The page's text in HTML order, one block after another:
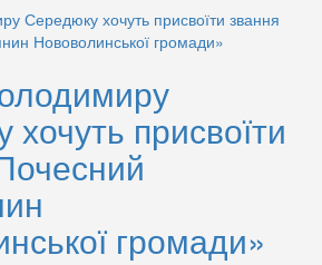
присвоїти
громади»